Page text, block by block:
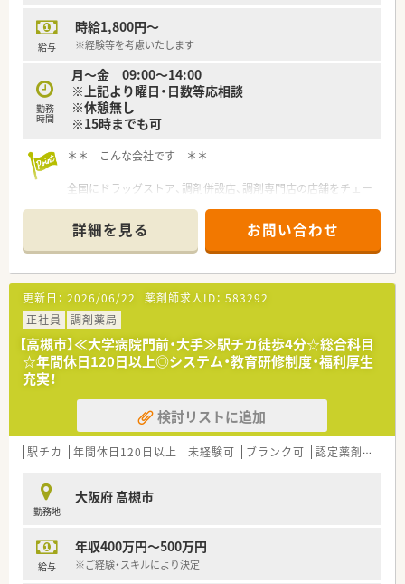
給与
時給1,800円～
※経験等を考慮いたします
勤務
時間
月～金 09:00～14:00
※上記より曜日・日数等応相談
※休憩無し
※15時までも可
＊＊ こんな会社です ＊＊
全国にドラッグストア、調剤併設店、調剤専門店の店舗をチェー
研修プログラムも充実してますので、経験が浅い方でも安心して
ご就業が可能です
認定実務実習指導薬剤師資格の取得支援あり！
（取得費用会社負担）
詳細を見る お問い合わせ
更新日： 2026/06/22 薬剤師求人ID： 583292
正社員
調剤薬局
【高槻市】≪大学病院門前・大手≫駅チカ徒歩4分☆総合科目
☆年間休日120日以上◎システム・教育研修制度・福利厚生
充実！
検討リストに追加
駅チカ 年間休日120日以上 未経験可 ブランク可 認定薬剤師取得支援あり
勤務地
大阪府 高槻市
給与
年収400万円～500万円
※ご経験・スキルにより決定